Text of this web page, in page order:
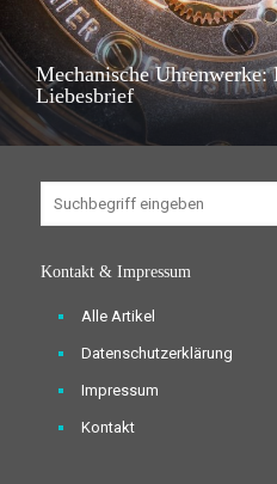
Mechanische
Liebesbrief
Kontakt & Impressum
Alle Artikel
Datenschutzerklärung
Impressum
Kontakt